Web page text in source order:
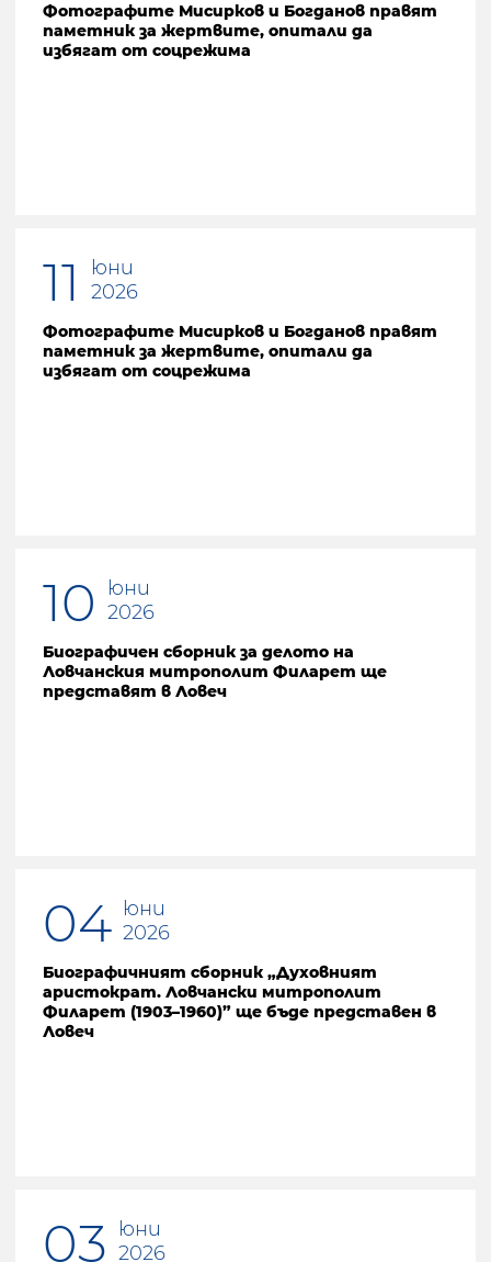
Фотографите Мисирков и Богданов правят
паметник за жертвите, опитали да
избягат от соцрежима
11
юни
2026
Фотографите Мисирков и Богданов правят
паметник за жертвите, опитали да
избягат от соцрежима
10
юни
2026
Биографичен сборник за делото на
Ловчанския митрополит Филарет ще
представят в Ловеч
04 юни
2026
Биографичният сборник „Духовният
аристократ. Ловчански митрополит
Филарет (1903–1960)” ще бъде представен в
Ловеч
03
юни
2026